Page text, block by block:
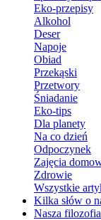
Eko-przepisy
Alkohol
Deser
Napoje
Obiad
Przekąski
Przetwory
Śniadanie
Eko-tips
Dla planety
Na co dzień
Odpoczynek
Zajęcia
Zdrowie
Wszystkie
Kilka słów o
Nasza